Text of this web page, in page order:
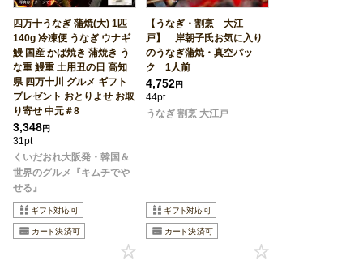
四万十うなぎ 蒲焼(大) 1匹
140g 冷凍便 うなぎ ウナギ
鰻 国産 かば焼き 蒲焼き う
な重 鰻重 土用丑の日 高知
県 四万十川 グルメ ギフト
プレゼント おとりよせ お取
り寄せ 中元＃8
3,348円
31pt
くいだおれ大阪発・韓国＆
世界のグルメ『キムチでや
せる』
【うなぎ・割烹 大江
戸】 岸朝子氏お気に入り
のうなぎ蒲焼・真空パッ
ク 1人前
4,752円
44pt
うなぎ 割烹 大江戸